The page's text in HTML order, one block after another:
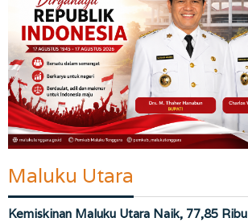
Maluku Utara
Kemiskinan Maluku Utara Naik, 77,85 Ribu